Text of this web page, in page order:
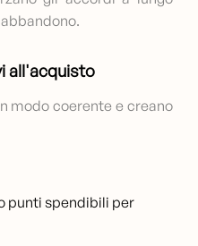
all'acquisto
modo coerente e creano
punti spendibili per